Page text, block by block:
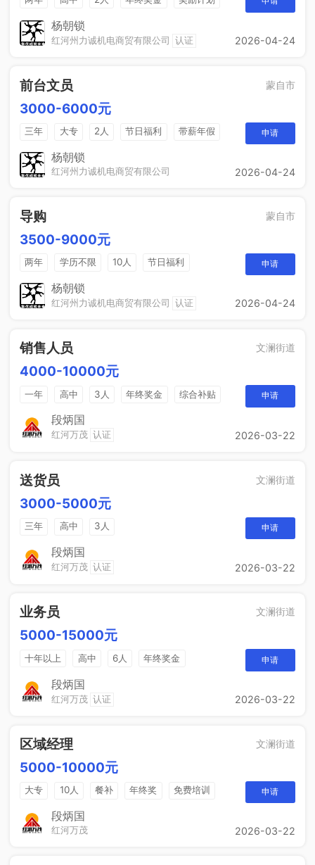
法定节假日
杨朝锁
红河州力诚机电商贸有限公司 认证 2026-04-24
前台文员 蒙自市
3000-6000元
三年 大专 2人 节日福利
带薪年假
工作餐
年终奖
申请
杨朝锁
红河州力诚机电商贸有限公司 2026-04-24
导购 蒙自市
3500-9000元
两年 学历不限 10人
节日福利
带薪年假
年终奖
申请
杨朝锁
红河州力诚机电商贸有限公司 认证 2026-04-24
销售人员 文澜街道
4000-10000元
一年 高中 3人 年终奖金
综合补贴
奖励计划
申请
段炳国
红河万茂 认证 2026-03-22
送货员 文澜街道
3000-5000元
三年 高中 3人 申请
段炳国
红河万茂 认证 2026-03-22
业务员 文澜街道
5000-15000元
十年以上 高中 6人
年终奖金
销售奖金
综合补贴
申请
段炳国
红河万茂 认证 2026-03-22
区域经理 文澜街道
5000-10000元
大专 10人 餐补 年终奖
免费培训
晋升空间
节日福利
申请
段炳国
红河万茂 2026-03-22